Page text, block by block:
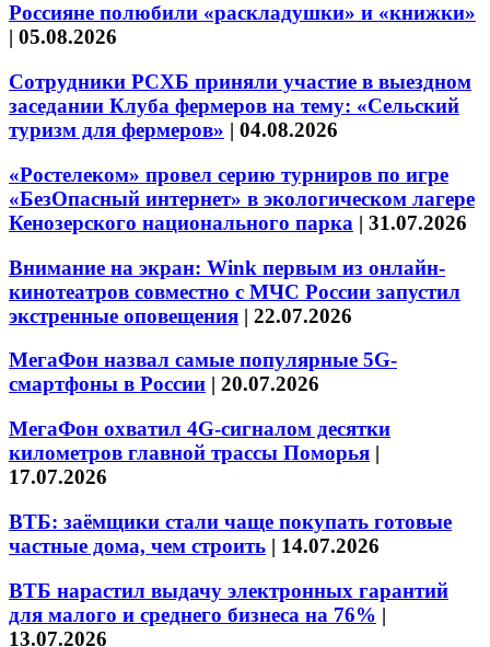
Россияне полюбили «раскладушки» и «книжки»
| 05.08.2026
Сотрудники РСХБ приняли участие в выездном
заседании Клуба фермеров на тему: «Сельский
туризм для фермеров» | 04.08.2026
«Ростелеком» провел серию турниров по игре
«БезОпасный интернет» в экологическом лагере
Кенозерского национального парка | 31.07.2026
Внимание на экран: Wink первым из онлайн-
кинотеатров совместно с МЧС России запустил
экстренные оповещения | 22.07.2026
МегаФон назвал самые популярные 5G-
смартфоны в России | 20.07.2026
МегаФон охватил 4G-сигналом десятки
километров главной трассы Поморья |
17.07.2026
ВТБ: заёмщики стали чаще покупать готовые
частные дома, чем строить | 14.07.2026
ВТБ нарастил выдачу электронных гарантий
для малого и среднего бизнеса на 76% |
13.07.2026